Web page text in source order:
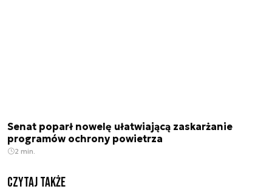
Senat poparł nowelę ułatwiającą zaskarżanie
programów ochrony powietrza
2 min.
Czytaj także